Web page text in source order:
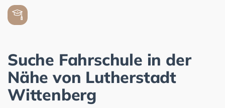
Suche Fahrschule in der
Nähe von Lutherstadt
Wittenberg